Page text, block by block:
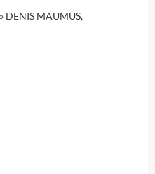
» DENIS MAUMUS,